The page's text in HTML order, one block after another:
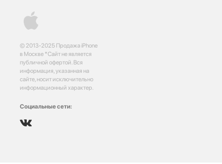
© 2013-2025 Продажа iPhone
в Москве *Сайт не является
публичной офертой. Вся
информация, указанная на
сайте, носит исключительно
информационный характер.
Социальные сети: